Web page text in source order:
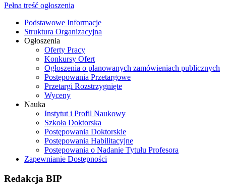
Pełna treść ogłoszenia
Podstawowe Informacje
Struktura Organizacyjna
Ogłoszenia
Oferty Pracy
Konkursy Ofert
Ogłoszenia o planowanych zamówieniach publicznych
Postępowania Przetargowe
Przetargi Rozstrzygnięte
Wyceny
Nauka
Instytut i Profil Naukowy
Szkoła Doktorska
Postępowania Doktorskie
Postępowania Habilitacyjne
Postępowania o Nadanie Tytułu Profesora
Zapewnianie Dostępności
Redakcja BIP